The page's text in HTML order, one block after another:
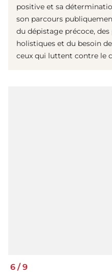
positive et sa
son parcours
du dépistage précoce,
holistiques et du besoin
ceux qui luttent contre le
6 /9